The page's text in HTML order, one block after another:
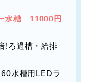
水槽 11000円
ろ過槽・給排
水槽用LEDラ